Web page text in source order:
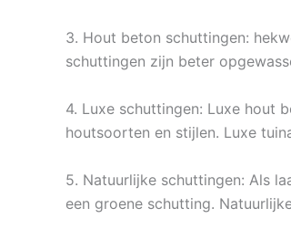
3. Hout beton schuttingen:
schuttingen zijn beter
4. Luxe schuttingen: Luxe hout
houtsoorten en stijlen. Luxe
5. Natuurlijke schuttingen: Als
een groene schutting.